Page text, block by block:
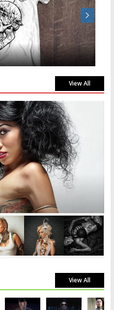
View All
View All